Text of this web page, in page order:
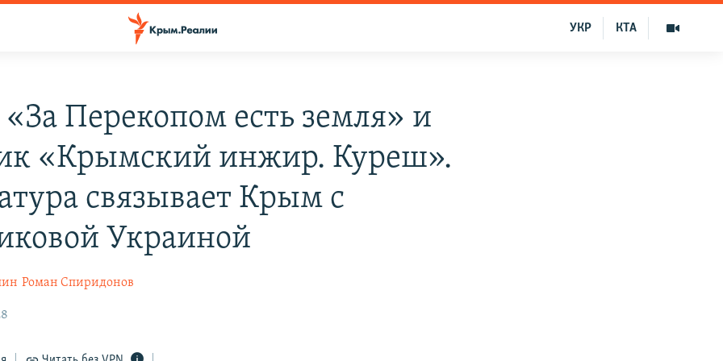
КТА
УКР
Перекопом есть земля» и
«Крымский инжир. Куреш».
связывает Крым с
Украиной
Роман Спиридонов